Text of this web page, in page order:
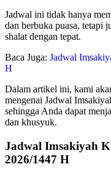
Jadwal ini tidak hanya
dan berbuka puasa, tetapi
shalat dengan tepat.
Baca Juga: Jadwal
H
Dalam artikel ini, kami
mengenai Jadwal
sehingga Anda dapat
dan khusyuk.
Jadwal Imsakiyah
2026/1447 H